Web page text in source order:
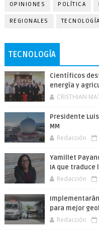
OPINIONES POLÍTICA
REGIONALES TECNOLOGÍA
TECNOLOGÍA
Científicos
energía y
CRISTHIAN
Presidente
MM
Redacción
Yamillet
IA que traduce
Redacción
para mejor
Redacción